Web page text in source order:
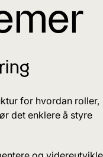
for hvordan roller,
det enklere å styre